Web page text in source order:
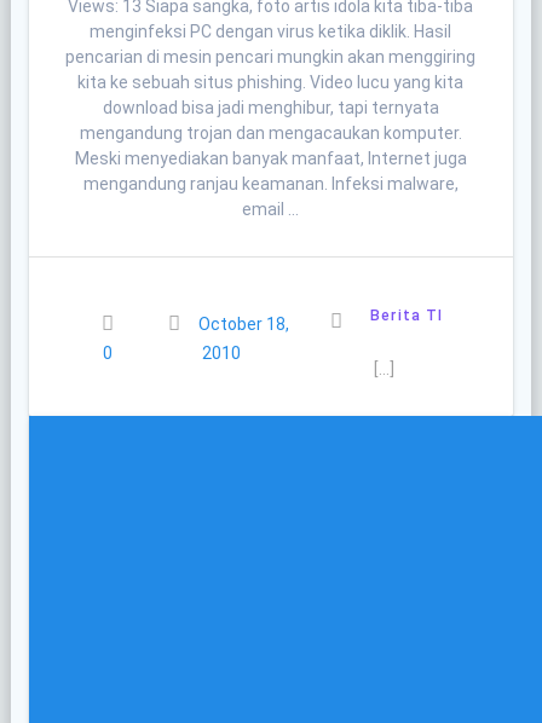
Views: 13 Siapa sangka, foto artis idola kita tiba-tiba
menginfeksi PC dengan virus ketika diklik. Hasil
pencarian di mesin pencari mungkin akan menggiring
kita ke sebuah situs phishing. Video lucu yang kita
download bisa jadi menghibur, tapi ternyata
mengandung trojan dan mengacaukan komputer.
Meski menyediakan banyak manfaat, Internet juga
mengandung ranjau keamanan. Infeksi malware,
email …
0
October 18,
2010
Berita TI
[…]